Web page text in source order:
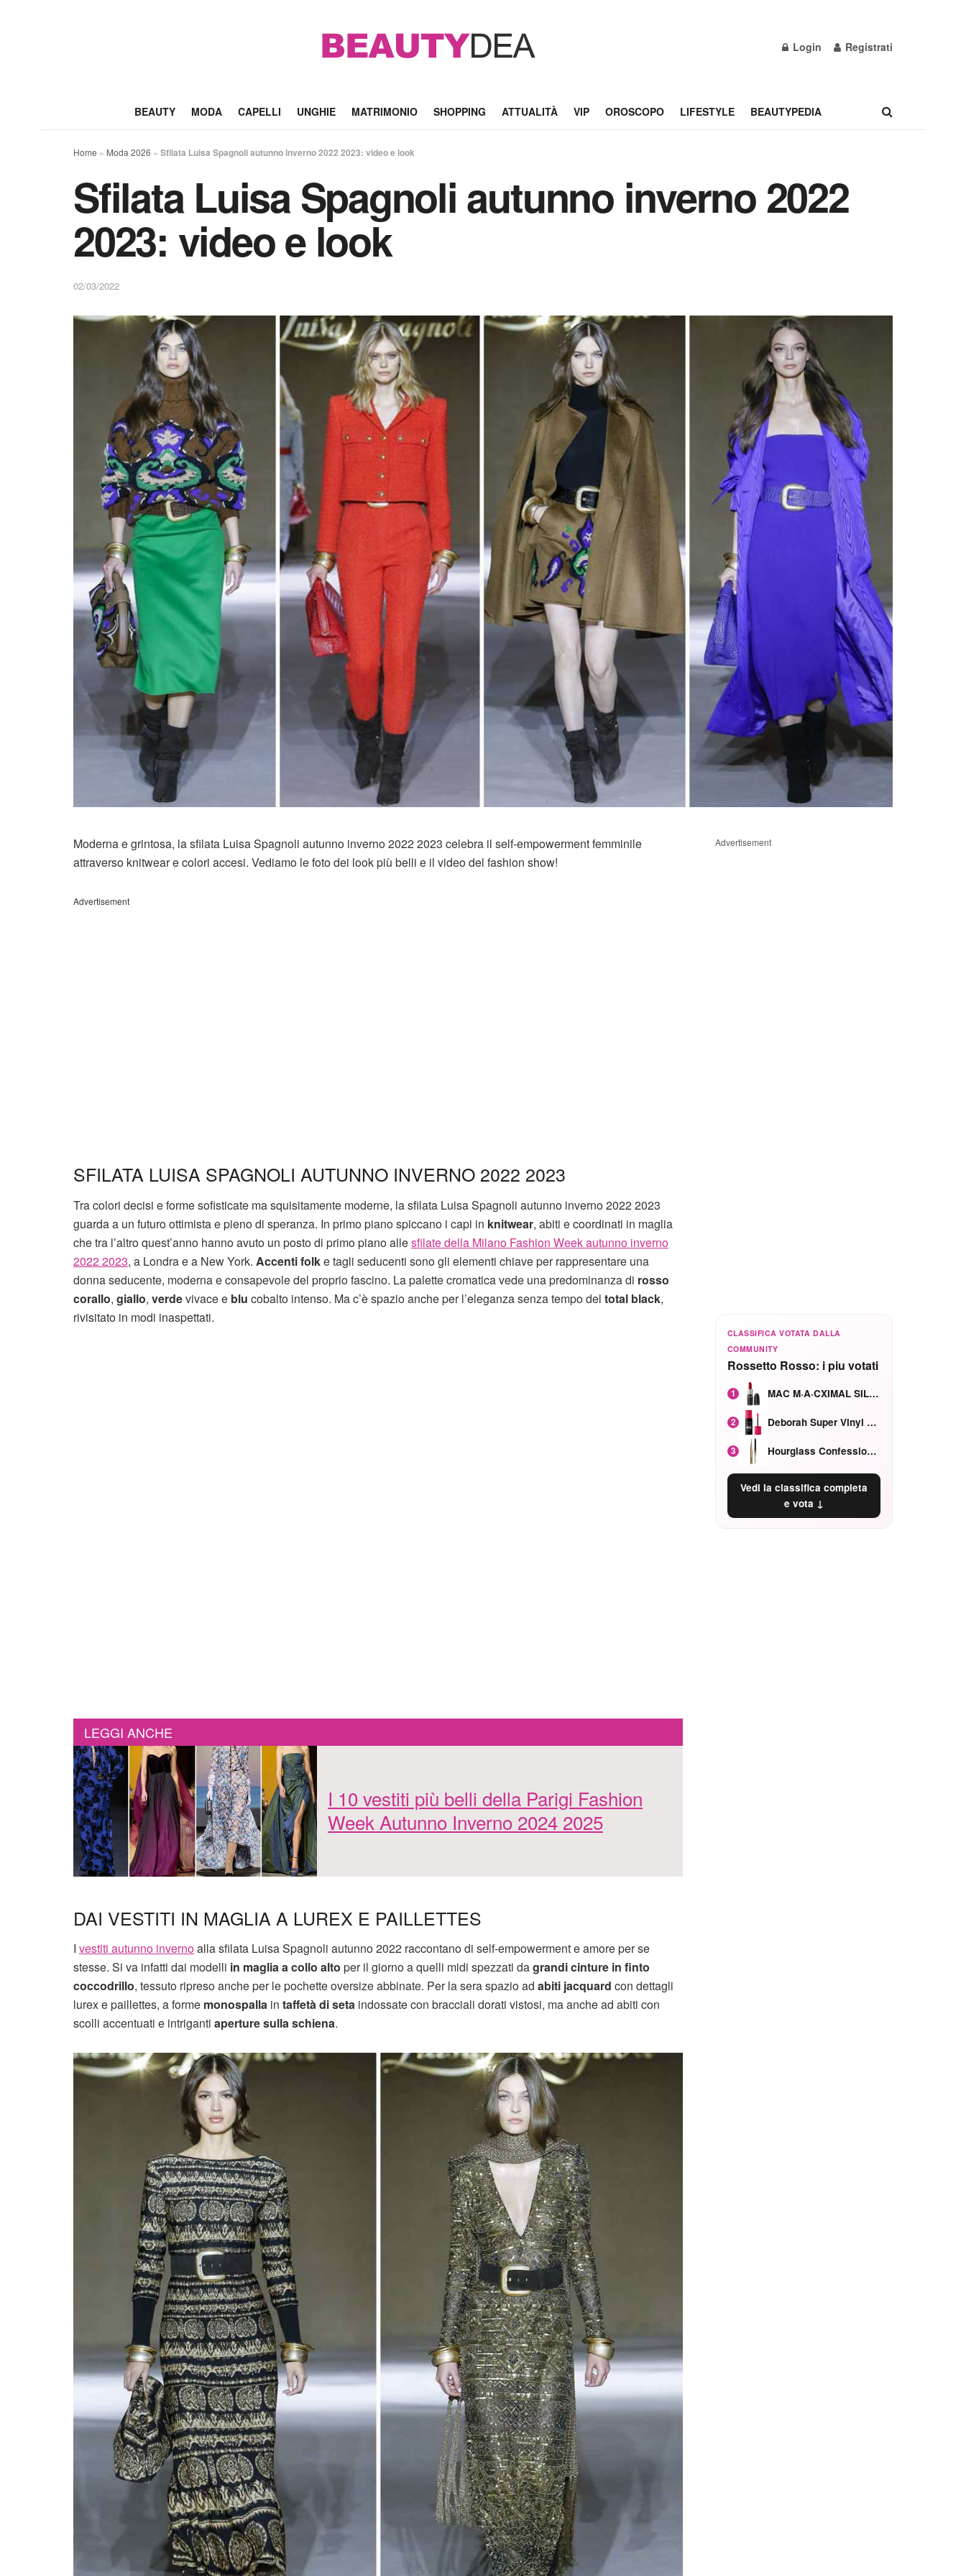
Login Registrati
BEAUTY MODA CAPELLI UNGHIE MATRIMONIO SHOPPING ATTUALITÀ VIP OROSCOPO LIFESTYLE BEAUTYPEDIA
Home » Moda 2026 » Sfilata Luisa Spagnoli autunno inverno 2022 2023: video e look
Sfilata Luisa Spagnoli autunno inverno 2022
2023: video e look
02/03/2022
Moderna e grintosa, la sfilata Luisa Spagnoli autunno inverno 2022 2023 celebra il self-empowerment femminile
attraverso knitwear e colori accesi. Vediamo le foto dei look più belli e il video del fashion show!
Advertisement
SFILATA LUISA SPAGNOLI AUTUNNO INVERNO 2022 2023
Tra colori decisi e forme sofisticate ma squisitamente moderne, la sfilata Luisa Spagnoli autunno inverno 2022 2023
guarda a un futuro ottimista e pieno di speranza. In primo piano spiccano i capi in knitwear, abiti e coordinati in maglia
che tra l’altro quest’anno hanno avuto un posto di primo piano allesfilate della Milano Fashion Week autunno inverno
2022 2023, a Londra e a New York. Accenti folke tagli seducenti sono gli elementi chiave per rappresentare una
donna seducente, moderna e consapevole del proprio fascino. La palette cromatica vede una predominanza di rosso
corallo, giallo, verdevivace e blu cobalto intenso. Ma c’è spazio anche per l’eleganza senza tempo del total black,
rivisitato in modi inaspettati.
LEGGI ANCHE
I 10 vestiti più belli della Parigi Fashion
Week Autunno Inverno 2024 2025
DAI VESTITI IN MAGLIA A LUREX E PAILLETTES
I vestiti autunno invernoalla sfilata Luisa Spagnoli autunno 2022 raccontano di self-empowerment e amore per se
stesse. Si va infatti dai modelli in maglia a collo alto per il giorno a quelli midi spezzati dagrandi cinture in finto
coccodrillo, tessuto ripreso anche per le pochette oversize abbinate. Per la sera spazio ad abiti jacquard con dettagli
lurex e paillettes, a forme monospalla in taffetà di seta indossate con bracciali dorati vistosi, ma anche ad abiti con
scolli accentuati e intriganti aperture sulla schiena.
Advertisement
CLASSIFICA VOTATA DALLA
COMMUNITY
Rossetto Rosso: i piu votati
1 MAC M·A·CXIMAL SILKY MATTE Red Rock mat
2 Deborah Super Vinyl Shake Rosa Ciliegia
3 Hourglass Confession Ricaricabile Ultra Preciso Ad Alta Intensità Secretly Classic Red
Vedi la classifica completa
e vota ↓